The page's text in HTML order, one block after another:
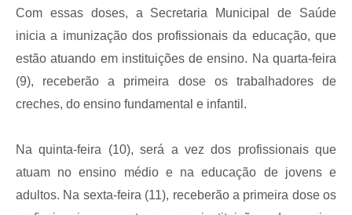
Com essas doses, a Secretaria Municipal de Saúde
inicia a imunização dos profissionais da educação, que
estão atuando em instituições de ensino. Na quarta-feira
(9), receberão a primeira dose os trabalhadores de
creches, do ensino fundamental e infantil.
Na quinta-feira (10), será a vez dos profissionais que
atuam no ensino médio e na educação de jovens e
adultos. Na sexta-feira (11), receberão a primeira dose os